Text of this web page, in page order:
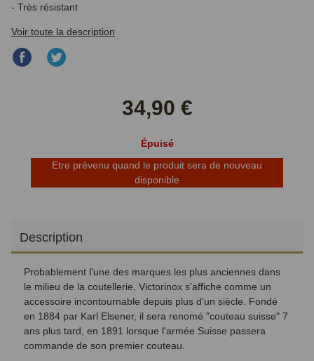
- Très résistant
Voir toute la description
Partager
34,90 €
Épuisé
Etre prévenu quand le produit sera de nouveau
disponible
Description
Probablement l'une des marques les plus anciennes dans
le milieu de la coutellerie, Victorinox s'affiche comme un
accessoire incontournable depuis plus d'un siècle. Fondé
en 1884 par Karl Elsener, il sera renomé "couteau suisse" 7
ans plus tard, en 1891 lorsque l'armée Suisse passera
commande de son premier couteau.